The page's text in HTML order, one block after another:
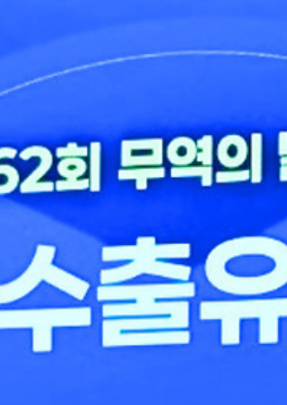
美國與東南亞市場展現強勁潛力。 ① Ensor Cell —
再生醫美的新標杆 Ensor Cell 融合了高濃度
PDRN（多脱氧核苷酸）與玻尿酸 ，為肌膚提供深
是目前大熱的「肌膚喚醒療程」代表作。 為什麼它
會火： 使用野生鮭魚DNA，親膚性極佳，安全性
解決乾燥、鬆弛、敏感、細紋等多重問題 順應全球
「再生醫療」美容潮流，特別受到亞洲高端診所青
睞 預測： 2026年，中國高端診所與醫美沙龍將紛
紛引進此項目。 ② NIM系列 — 自然成分溶脂的王
者 NIM Lipo Crystal 與 Scarlet